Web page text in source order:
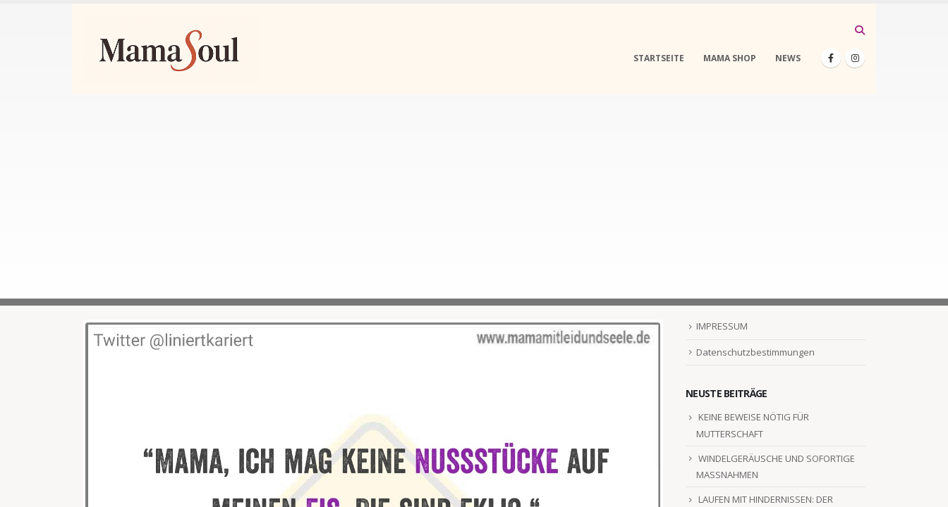
STARTSEITE MAMA SHOP NEWS
IMPRESSUM
Datenschutzbestimmungen
NEUSTE BEITRÄGE
KEINE BEWEISE NÖTIG FÜR
MUTTERSCHAFT
WINDELGERÄUSCHE UND SOFORTIGE
MASSNAHMEN
LAUFEN MIT HINDERNISSEN: DER